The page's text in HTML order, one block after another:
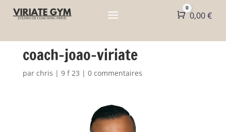
Panier
0
0,00€
coach-joao-viriate
par chris | 9 f 23 | 0 commentaires